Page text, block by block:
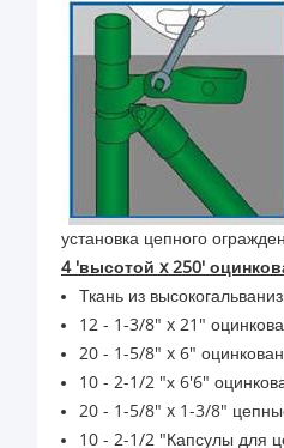
установка цепного
4 'высотой x 250'
Ткань из
12 - 1-3/8" x 21"
20 - 1-5/8" x 6"
10 - 2-1/2 "х 6'6"
20 - 1-5/8" x 1-3/8"
10 - 2-1/2 "Капсулы для